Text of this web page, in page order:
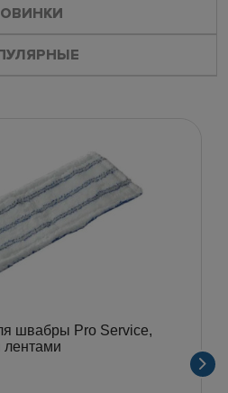
швабры Pro Service,
лентами